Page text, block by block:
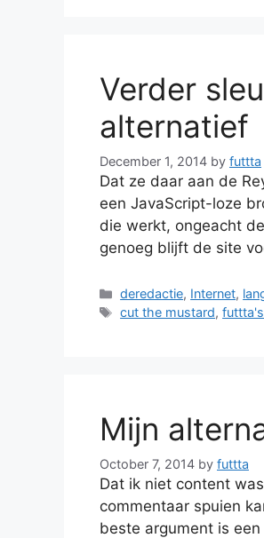
Verder
alternatief
December 1, 2014 by futtta
Dat ze daar aan de
een JavaScript-loze
die werkt, ongeacht
genoeg blijft de site
Categories
deredactie, Internet,
Tags
cut the mustard,
Mijn
October 7, 2014 by futtta
Dat ik niet content
commentaar spuien
beste argument is